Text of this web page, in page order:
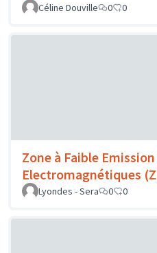
Céline Douville 0 0
Zone à Faible
Electromagnétiques
Lyondes - Sera
0 0